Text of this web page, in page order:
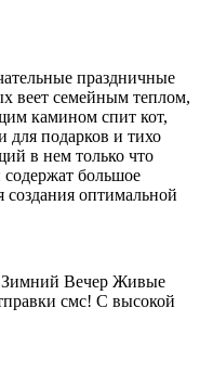
праздничные
веет семейным теплом,
камином спит кот,
для подарков и тихо
в нем только что
содержат большое
создания оптимальной
Зимний Вечер Живые
смс! С высокой